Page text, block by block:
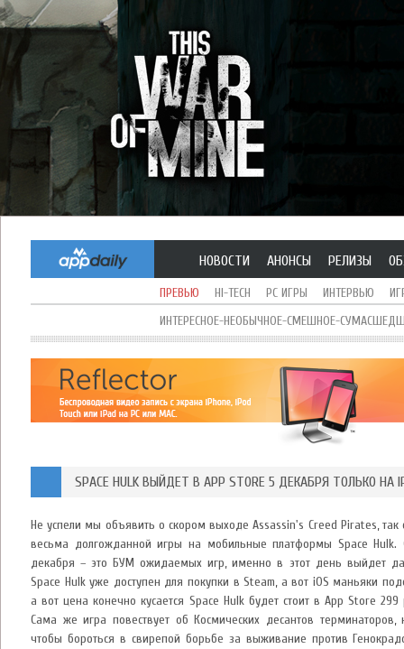
НОВОСТИ АНОНСЫ РЕЛИЗЫ
ПРЕВЬЮ HI-TECH PC ИГРЫ ИНТЕРВЬЮ
ИНТЕРЕСНОЕ-НЕОБЫЧНОЕ-СМЕШНОЕ-
SPACE HULK ВЫЙДЕТ В APP STORE 5 ДЕКАБРЯ ТОЛЬКО НА
Не успели мы объявить о скором выходе Assassin's Creed Pirates,
весьма долгожданной игры на мобильные платформы Space
декабря – это БУМ ожидаемых игр, именно в этот день выйдет
Space Hulk уже доступен для покупки в Steam, а вот iOS маньяки
а вот цена конечно кусается Space Hulk будет стоит в App Store
Сама же игра повествует об Космических десантов
чтобы бороться в свирепой борьбе за выживание против